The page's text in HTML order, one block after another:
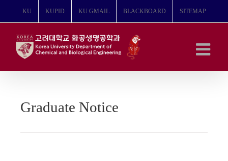
뛰
KU KUPID KU GMAIL BLACKBOARD SITEMAP
Graduate Notice